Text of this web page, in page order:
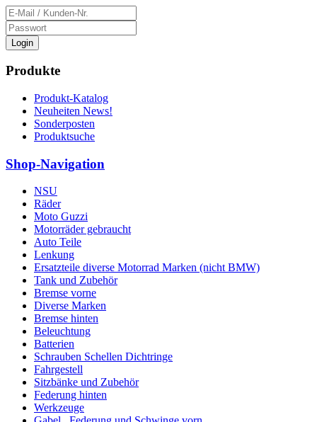
Login
Produkte
Produkt-Katalog
Neuheiten News!
Sonderposten
Produktsuche
Shop-Navigation
NSU
Räder
Moto Guzzi
Motorräder gebraucht
Auto Teile
Lenkung
Ersatzteile diverse Motorrad Marken (nicht BMW)
Tank und Zubehör
Bremse vorne
Diverse Marken
Bremse hinten
Beleuchtung
Batterien
Schrauben Schellen Dichtringe
Fahrgestell
Sitzbänke und Zubehör
Federung hinten
Werkzeuge